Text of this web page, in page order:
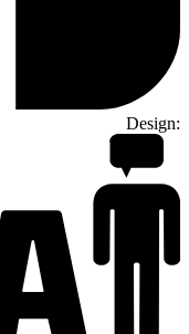
Design: